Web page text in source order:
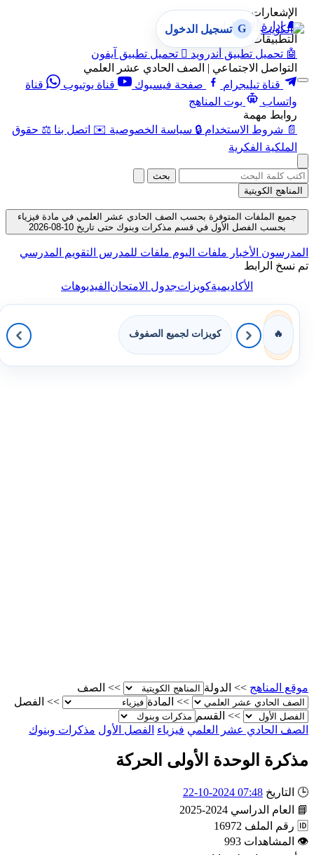
الإشعارات
🔔 إدارة الإشعارات
التطبيقات
🤖 تحميل تطبيق أندرويد  تحميل تطبيق آيفون
التواصل الاجتماعي | الصف الحادي عشر العلمي
قناة تيليجرام
صفحة فيسبوك قناة يوتيوب
قناة
واتساب
بوت المناهج
روابط مهمة
📄 شروط الاستخدام 🔒 سياسة الخصوصية ✉️ اتصل بنا ⚖️ حقوق
الملكية الفكرية
G تسجيل الدخول
بحث
المناهج الكويتية
جميع الملفات المتوفرة بحسب الصف الحادي عشر العلمي في مادة فيزياء
بحسب الفصل الأول في قسم مذكرات وبنوك حتى تاريخ 10-08-2026
المدرسون الأخبار ملفات اليوم ملفات للمدرس التقويم المدرسي
تم نسخ الرابط
الأكاديميةكويزاتجدول الامتحانالفيديوهات
🔥 كويزات لجميع الصفوف
موقع المناهج >> الدولة >>
الصف
>>
المادة >>
الفصل
>>
القسم
الصف الحادي عشر العلمي فيزياء الفصل الأول مذكرات وبنوك
مذكرة الوحدة الأولى الحركة
🕒 التاريخ 07:48 2024-10-22
📘
العام الدراسي 2024-2025
🆔 رقم الملف 16972
👁
المشاهدات 993